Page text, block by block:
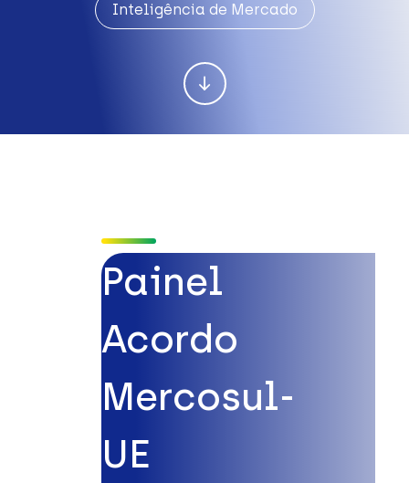
Inteligência de Mercado
Painel
Acordo
Mercosul-
UE